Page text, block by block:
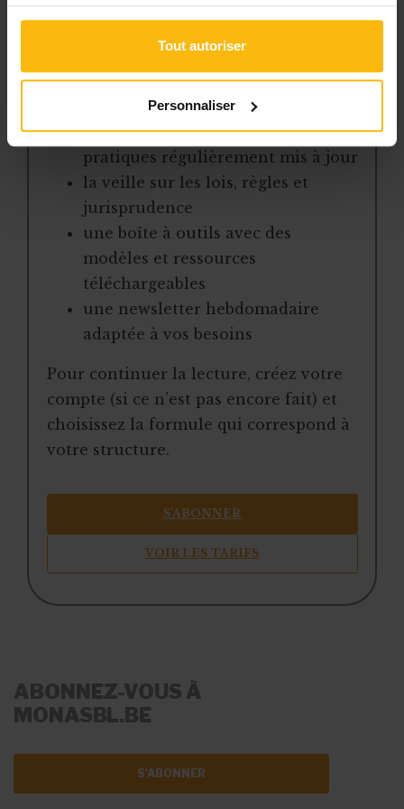
Tout autoriser
Personnaliser
Avec votre abonnement, vous
l’accès libre à l’ensemble des
contenus du site
des articles, dossiers et conseils
pratiques régulièrement mis à jour
la veille sur les lois, règles et
jurisprudence
une boîte à outils avec des
modèles et ressources
téléchargeables
une newsletter hebdomadaire
adaptée à vos besoins
Pour continuer la lecture, créez votre
compte (si ce n’est pas encore fait) et
choisissez la formule qui correspond à
votre structure.
S’ABONNER
VOIR LES TARIFS
ABONNEZ-VOUS À
MONASBL.BE
S'ABONNER